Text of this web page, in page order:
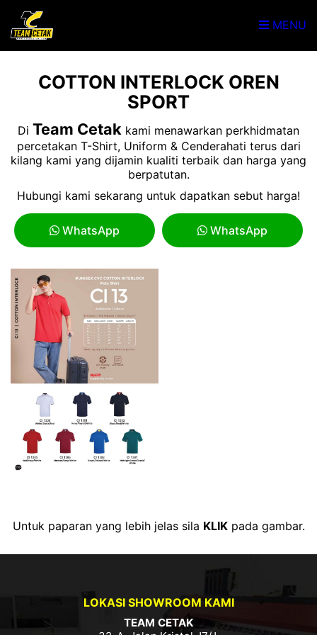
MENU
COTTON INTERLOCK OREN
SPORT
Di Team Cetak kami menawarkan perkhidmatan
percetakan T-Shirt, Uniform & Cenderahati terus dari
kilang kami yang dijamin kualiti terbaik dan harga yang
berpatutan.
Hubungi kami sekarang untuk dapatkan sebut harga!
WhatsApp WhatsApp
Untuk paparan yang lebih jelas sila KLIKpada gambar.
LOKASI SHOWROOM KAMI
TEAM CETAK